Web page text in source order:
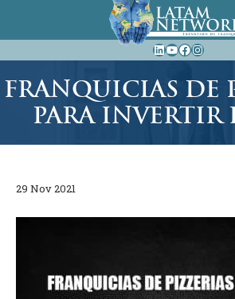
al
contenido
LinkedIn
YouTube
Facebook
FRANQUICIAS DE
PARA INVERTIR
29 Nov 2021